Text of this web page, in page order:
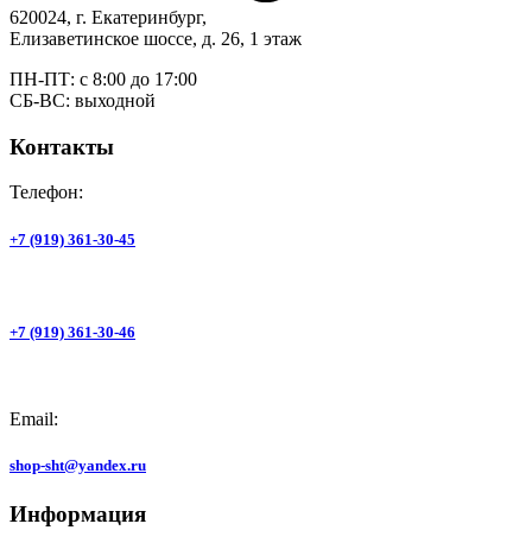
620024, г. Екатеринбург,
Елизаветинское шоссе, д. 26, 1 этаж
ПН-ПТ: с 8:00 до 17:00
СБ-ВС: выходной
Контакты
Телефон:
+7 (919) 361-30-45
+7 (919) 361-30-46
Email:
shop-sht@yandex.ru
Информация